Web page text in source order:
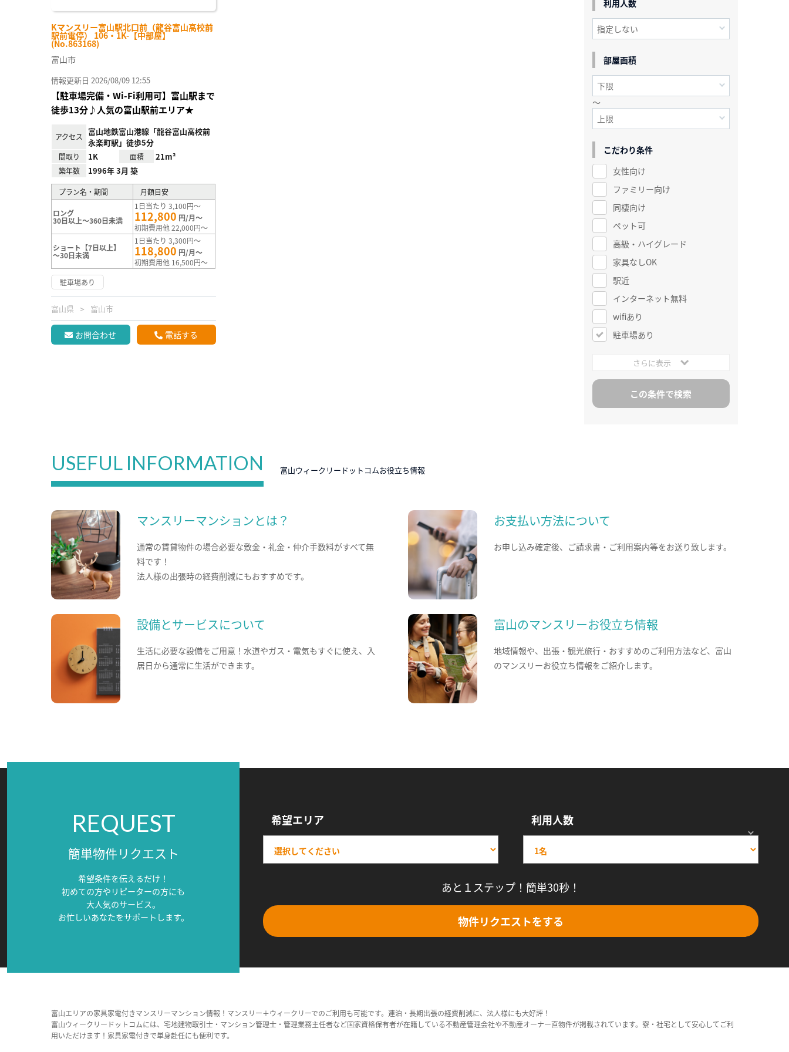
Kマンスリー富山駅北口前（龍谷富山高校前
駅前電停） 106・1K-【中部屋】
(No.863168)
富山市
情報更新日 2026/08/09 12:55
【駐車場完備・Wi-Fi利用可】富山駅まで
徒歩13分♪人気の富山駅前エリア★
アクセス
富山地鉄富山港線「龍谷富山高校前
永楽町駅」徒歩5分
間取り 1K 面積 21m²
築年数 1996年 3月 築
プラン名・期間 月額目安
ロング
30日以上～360日未満
1日当たり 3,100円～
112,800 円/月～
初期費用他 22,000円～
ショート【7日以上】
～30日未満
1日当たり 3,300円～
118,800 円/月～
初期費用他 16,500円～
駐車場あり
富山県 富山市
お問合わせ 電話する
利用人数
部屋面積
～
こだわり条件
女性向け
ファミリー向け
同棲向け
ペット可
高級・ハイグレード
家具なしOK
駅近
インターネット無料
wifiあり
駐車場あり
さらに表示
USEFUL INFORMATION 富山ウィークリードットコムお役立ち情報
マンスリーマンションとは？
通常の賃貸物件の場合必要な敷金・礼金・仲介手数料がすべて無
料です！
法人様の出張時の経費削減にもおすすめです。
お支払い方法について
お申し込み確定後、ご請求書・ご利用案内等をお送り致します。
設備とサービスについて
生活に必要な設備をご用意！水道やガス・電気もすぐに使え、入
居日から通常に生活ができます。
富山のマンスリーお役立ち情報
地域情報や、出張・観光旅行・おすすめのご利用方法など、富山
のマンスリーお役立ち情報をご紹介します。
REQUEST
簡単物件リクエスト
希望条件を伝えるだけ！
初めての方やリピーターの方にも
大人気のサービス。
お忙しいあなたをサポートします。
希望エリア 利用人数
あと１ステップ！簡単30秒！
物件リクエストをする
富山エリアの家具家電付きマンスリーマンション情報！マンスリー＋ウィークリーでのご利用も可能です。連泊・長期出張の経費削減に、法人様にも大好評！
富山ウィークリードットコムには、宅地建物取引士・マンション管理士・管理業務主任者など国家資格保有者が在籍している不動産管理会社や不動産オーナー直物件が掲載されています。寮・社宅として安心してご利
用いただけます！家具家電付きで単身赴任にも便利です。